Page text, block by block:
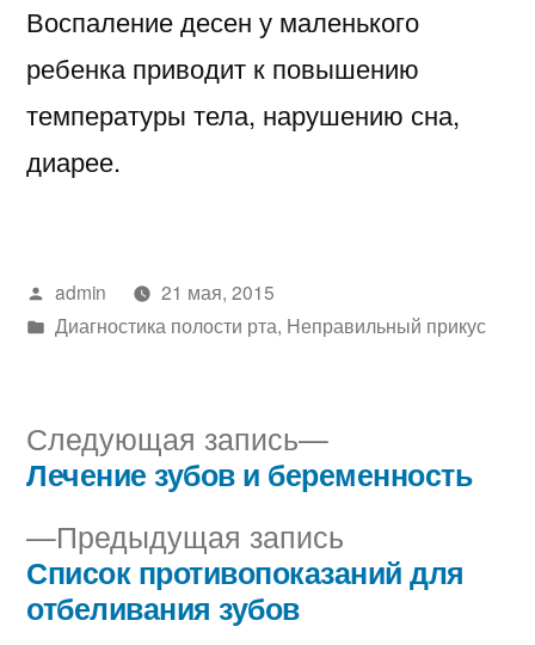
Воспаление десен у маленького
ребенка приводит к повышению
температуры тела, нарушению сна,
диарее.
Написано
автором
admin
21 мая, 2015
Написано
Диагностика полости рта, Неправильный прикус
Навигация
по
записям
Предыдущая запись
запись:
Список противопоказаний для
отбеливания зубов
Следующая запись
Следующая
запись:
Лечение зубов и беременность